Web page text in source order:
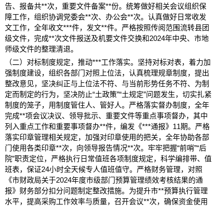
告、报备共**次，重要文件备案**份。统筹做好相关会议组织保
障工作，组织协调党委会**次、办公会**次。认真做好日常收发
文工作，全年收文***件，发文**件。严格按照传阅范围流转县团
级文件，完成**次文件报送及机要文件交换和2024年中央、市地
师级文件的整理清退。
（二）对标制度规定，推动***工作落实。 坚持对标对表，着力加
强制度建设，组织各部门对照上位法，认真梳理规章制度，提出
整改意见，坚决纠正与上位法不符、与当前形势任务不符、为制
定而制定的行为，坚决防止“土政策”“土规定”问题发生，切实扎紧
制度的笼子，用制度管住人、管好人。严格落实督办制度，全年
完成**项会议决议、领导批示、重要文件等重点事项督办，其中
列入重点工作和重要事项督办**件，编发《***通报》 11期。严格
落实印章管理相关规定，加强对印章使用的把关，全年协助各部
门使用各类印章**次，向领导报告情况**次。牢牢把握“前哨”“后
院”职责定位，严格执行日常值班各项制度规定，科学编排带、值
班表，保证24小时全天候专人值班值守。严格财务管理，对照
《市财政局关于2024年度市级部门预算管理绩效考核结果的通
报》财务部分扣分问题制定整改措施。为提升市**预算执行管理
水平，提高采购工作效率与质量，召开会议**次，确保资金使用